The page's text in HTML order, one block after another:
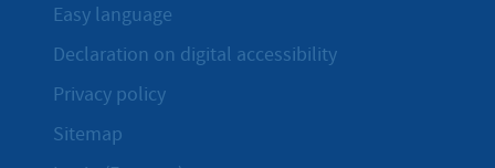
Easy language
Declaration on digital accessibility
Privacy policy
Sitemap